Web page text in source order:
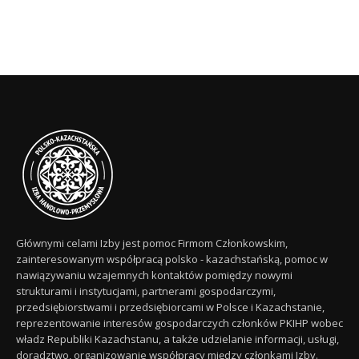
Głównymi celami Izby jest pomoc Firmom Członkowskim,
zainteresowanym współpracą polsko - kazachstańską, pomoc w
nawiązywaniu wzajemnych kontaktów pomiędzy nowymi
strukturami i instytucjami, partnerami gospodarczymi,
przedsiębiorstwami i przedsiębiorcami w Polsce i Kazachstanie,
reprezentowanie interesów gospodarczych członków PKIHP wobec
władz Republiki Kazachstanu, a także udzielanie informacji, usługi,
doradztwo, organizowanie współpracy między członkami Izby.